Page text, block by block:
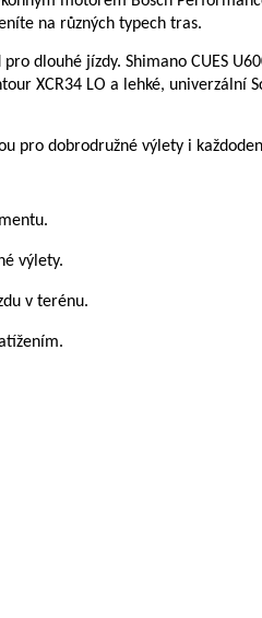
na různých typech tras.
dlouhé jízdy. Shimano CUES
XCR34 LO a lehké,
pro dobrodružné výlety i
výlety.
v terénu.